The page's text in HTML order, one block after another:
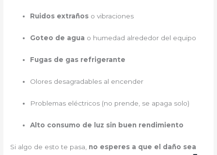
Ruidos extraños o vibraciones
Goteo de agua o humedad alrededor del equipo
Fugas de gas refrigerante
Olores desagradables al encender
Problemas eléctricos (no prende, se apaga solo)
Alto consumo de luz sin buen rendimiento
Si algo de esto te pasa, no esperes a que el daño sea